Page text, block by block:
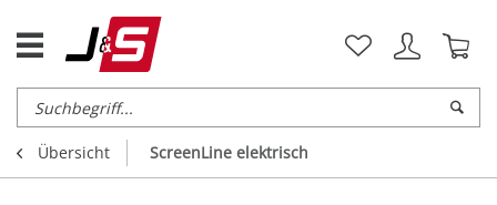
Übersicht ScreenLine elektrisch